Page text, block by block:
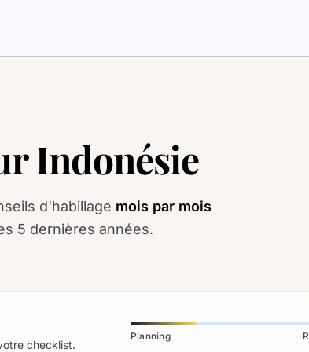
Indonésie
d'habillage mois par mois
5 dernières années.
checklist.
Planning